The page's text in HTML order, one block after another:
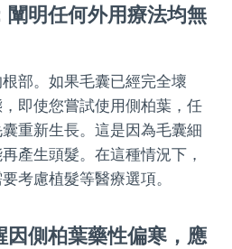
闡明任何外用療法均無
部。如果毛囊已經完全壞
即使您嘗試使用側柏葉，任
重新生長。這是因為毛囊細
產生頭髮。在這種情況下，
考慮植髮等醫療選項。
因側柏葉藥性偏寒，應